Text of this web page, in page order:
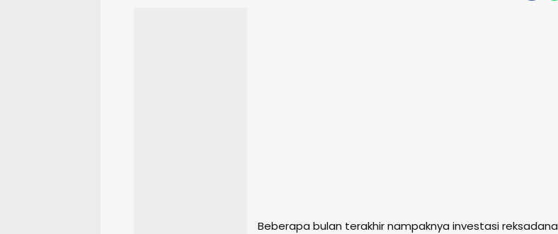
Beberapa bulan terakhir nampaknya investasi reksadana